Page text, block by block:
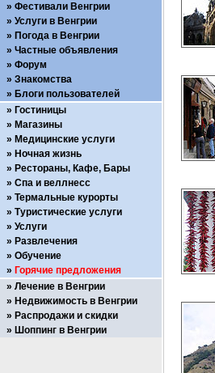
Фестивали Венгрии
Услуги в Венгрии
Погода в Венгрии
Частные объявления
Форум
Знакомства
Блоги пользователей
Гостиницы
Магазины
Медицинские услуги
Ночная жизнь
Рестораны, Кафе, Бары
Спа и веллнесс
Термальные курорты
Туристические услуги
Услуги
Развлечения
Обучение
Горячие предложения
Лечение в Венгрии
Недвижимость в Венгрии
Распродажи и скидки
Шоппинг в Венгрии